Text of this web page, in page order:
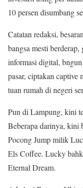
10 persen disumbang
Catatan redaksi,
bangsa mesti
informasi digital,
pasar, ciptakan captive
tuan rumah di negeri
Pun di Lampung, kini
Beberapa darinya, kini
Pocong Jump milik
Els Coffee. Lucky
Eternal Dream.